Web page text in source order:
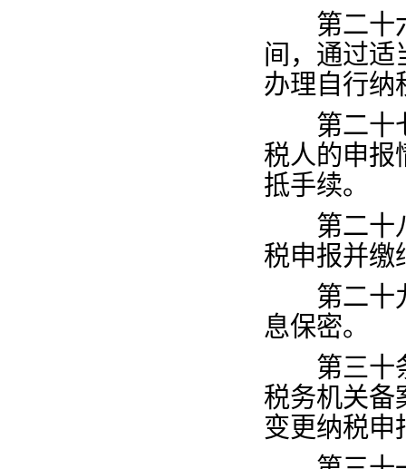
第二十
间，通过适
办理自行纳
第二十
税人的申报
抵手续。
第二十
税申报并缴
第二十
息保密。
第三十
税务机关备
变更纳税申